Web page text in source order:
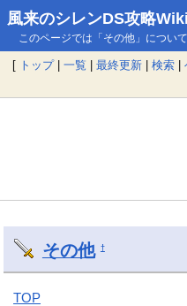
風来のシレンDS攻略Wiki
このページでは「その他」につい
[ トップ| 一覧 | 最終更新 | 検索 |
その他 †
TOP